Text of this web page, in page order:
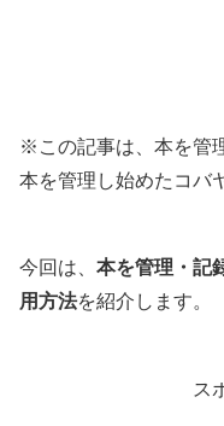
※この記事は、本を管
本を管理し始めたコバ
今回は、 本を管理・記
用方法を紹介します。
ス